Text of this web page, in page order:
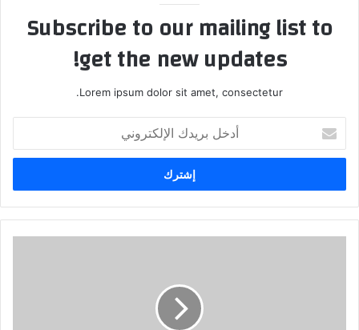
Subscribe to our mailing list to
get the new updates!
Lorem ipsum dolor sit amet, consectetur.
بريدك
الإلكتروني